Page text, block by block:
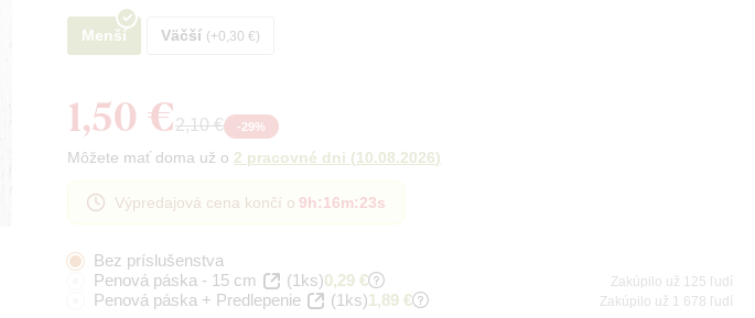
Menší Väčší +0,30 €
1,50 €2,10 € -29%
Môžete mať doma už o 2 pracovné dni (10.08.2026)
Výpredajová cena končí o 9h:16m:21s
Bez príslušenstva
Penová páska - 15 cm
(1ks)0,29 € Zakúpilo už 125 ľudí
Penová páska + Predlepenie (1ks)1,89 € Zakúpilo už 1 678 ľudí